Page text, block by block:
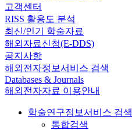
고객센터
RISS 활용도 분석
최신/인기 학술자료
해외자료신청(E-DDS)
공지사항
해외전자정보서비스 검색
Databases & Journals
해외전자자료 이용안내
학술연구정보서비스 검색
통합검색